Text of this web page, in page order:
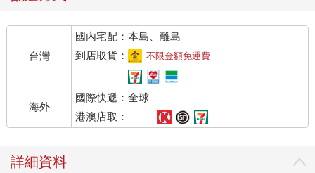
台灣
國內宅配：本島、離島
到店取貨：
不限金額免運費
海外
國際快遞：全球
港澳店取：
詳細資料